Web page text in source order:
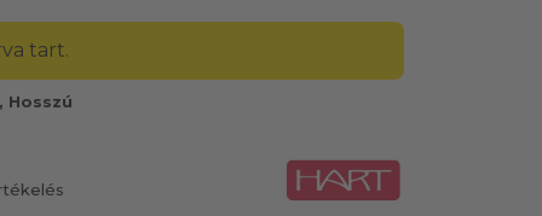
tart.
Hosszú